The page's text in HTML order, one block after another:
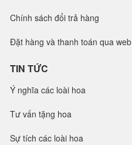
Chính sách đổi trả hàng
Đặt hàng và thanh toán qua web
TIN TỨC
Ý nghĩa các loài hoa
Tư vấn tặng hoa
Sự tích các loài hoa